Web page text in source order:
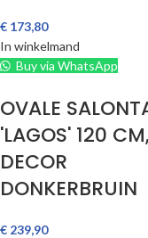
€ 173,80
In winkelmand
Buy via WhatsApp
OVALE
'LAGOS' 120
DECOR
DONKERBRUIN
€ 239,90